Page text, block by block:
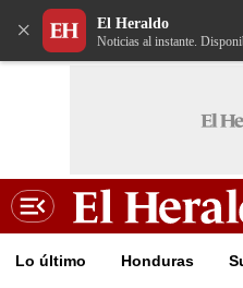
× El Heraldo
Noticias al instante.
Lo último Honduras